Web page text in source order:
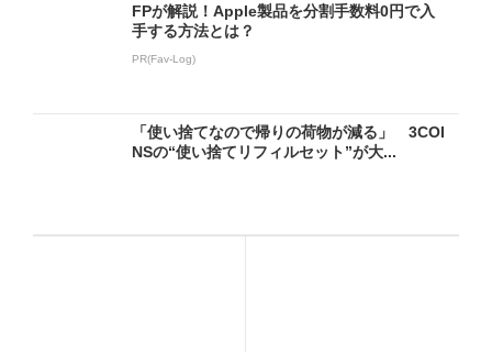
FPが解説！Apple製品を分割手数料0円で入
手する方法とは？
PR(Fav-Log)
「使い捨てなので帰りの荷物が減る」 3COI
NSの“使い捨てリフィルセット”が大...